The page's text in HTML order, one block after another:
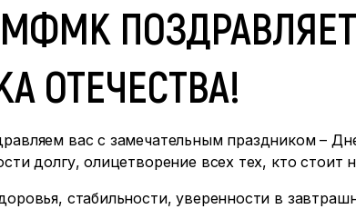
ОТЕЧЕСТВА!
вас с замечательным праздником –
долгу, олицетворение всех тех, кто
стабильности, уверенности в